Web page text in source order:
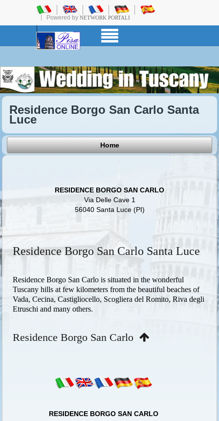
Powered by NETWORK PORTALI
Residence Borgo San Carlo Santa
Luce
Home
RESIDENCE BORGO SAN CARLO
Via Delle Cave 1
56040 Santa Luce (PI)
Residence Borgo San Carlo Santa Luce
Residence Borgo San Carlo is situated in the wonderful
Tuscany hills at few kilometers from the beautiful beaches of
Vada, Cecina, Castigliocello, Scogliera del Romito, Riva degli
Etruschi and many others.
Residence Borgo San Carlo
RESIDENCE BORGO SAN CARLO